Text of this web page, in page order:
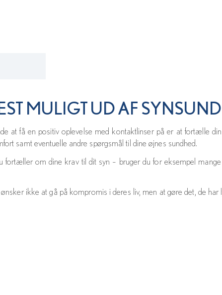
MULIGT UD AF
at få en positiv oplevelse med kontaktlinser på er at fortælle
samt eventuelle andre spørgsmål til dine øjnes sundhed.
fortæller om dine krav til dit syn – bruger du for eksempel
ønsker ikke at gå på kompromis i deres liv, men at gøre det, de